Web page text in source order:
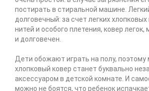
постирать в стиральной машине.
долговечный: за счет легких
нитей и особого плетения, ковер легок,
и долговечен.
Дети обожают играть на полу, поэтому
хлопковый ковер станет буквально
аксессуаром в детской комнате. И
можно не боятся, что ребенок